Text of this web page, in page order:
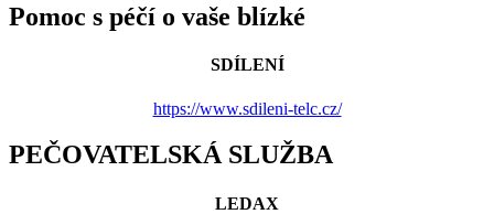
Pomoc s péčí o vaše blízké
SDÍLENÍ
https://www.sdileni-telc.cz/
PEČOVATELSKÁ SLUŽBA
LEDAX